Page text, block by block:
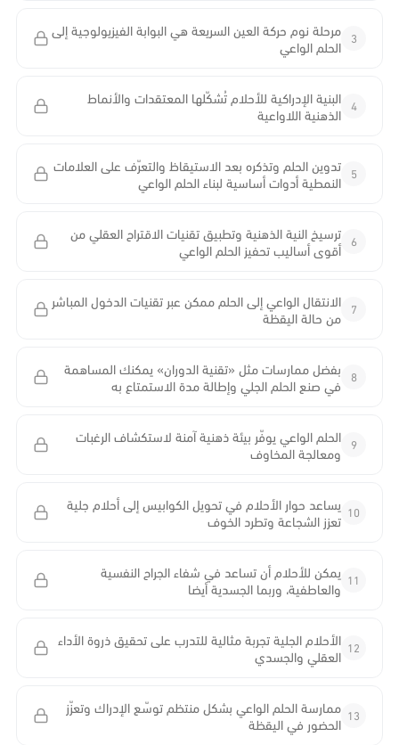
3 مرحلة نوم حركة العين السريعة هي البوابة الفيزيولوجية إلى
الحلم الواعي
4 البنية الإدراكية للأحلام تُشكّلها المعتقدات والأنماط
الذهنية اللاواعية
5 تدوين الحلم وتذكره بعد الاستيقاظ والتعرّف على العلامات
النمطية أدوات أساسية لبناء الحلم الواعي
6 ترسيخ النية الذهنية وتطبيق تقنيات الاقتراح العقلي من
أقوى أساليب تحفيز الحلم الواعي
7 الانتقال الواعي إلى الحلم ممكن عبر تقنيات الدخول المباشر
من حالة اليقظة
8
بفضل ممارسات مثل «تقنية الدوران» يمكنك المساهمة
في صنع الحلم الجلي وإطالة مدة الاستمتاع به
9 الحلم الواعي يوفّر بيئة ذهنية آمنة لاستكشاف الرغبات
ومعالجة المخاوف
10 يساعد حوار الأحلام في تحويل الكوابيس إلى أحلام جلية
تعزز الشجاعة وتطرد الخوف
11 يمكن للأحلام أن تساعد في شفاء الجراح النفسية
والعاطفية، وربما الجسدية أيضا
12 الأحلام الجلية تجربة مثالية للتدرب على تحقيق ذروة الأداء
العقلي والجسدي
13 ممارسة الحلم الواعي بشكل منتظم توسّع الإدراك وتعزّز
الحضور في اليقظة